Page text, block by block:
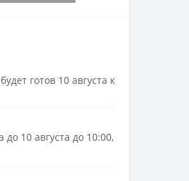
готов 10 августа к
до 10 августа до 10:00,